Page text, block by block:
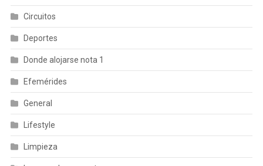
Circuitos
Deportes
Donde alojarse nota 1
Efemérides
General
Lifestyle
Limpieza